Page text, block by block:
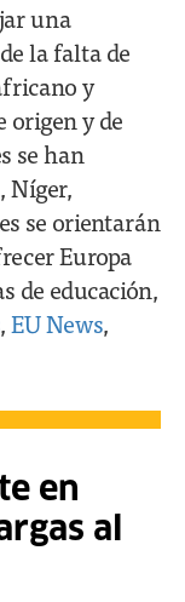
una
la falta de
y
origen y de
se han
Níger,
se orientarán
Europa
de educación,
,EU News,
en
al